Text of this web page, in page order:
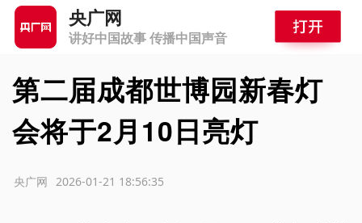
央广网
讲好中国故事 传播中国声音
第二届成都世博园新春灯
会将于2月10日亮灯
2026-01-21 18:56:35
央广网